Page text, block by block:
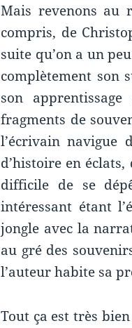
Mais revenons au
compris, de
suite qu’on a un
complètement son
son apprentissage
fragments de
l’écrivain navigue
d’histoire en
difficile de se
intéressant étant
jongle avec la
au gré des
l’auteur habite sa
Tout ça est très